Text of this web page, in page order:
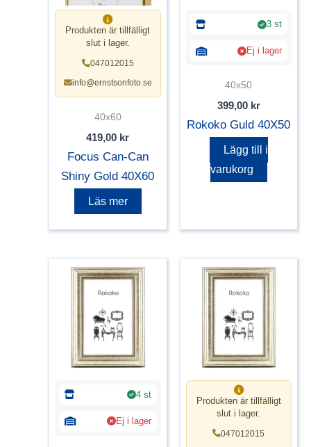
Produkten är tillfälligt
slut i lager.
047012015
info@ernstsonfoto.se
40x60
419,00 kr
Focus Can-Can
Shiny Gold 40X60
Läs mer
3 st
Ej i lager
40x50
399,00 kr
Rokoko Guld 40X50
Lägg till i
varukorg
4 st
Ej i lager
Produkten är tillfälligt
slut i lager.
047012015